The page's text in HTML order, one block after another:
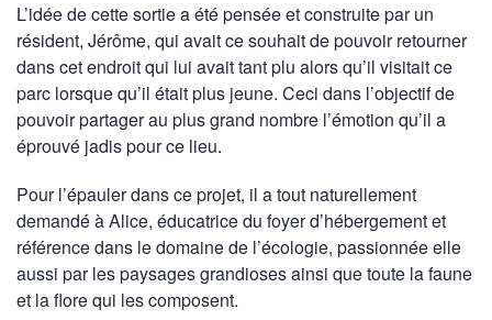
L’idée de cette sortie a été pensée et construite par un
résident, Jérôme, qui avait ce souhait de pouvoir retourner
dans cet endroit qui lui avait tant plu alors qu’il visitait ce
parc lorsque qu’il était plus jeune. Ceci dans l’objectif de
pouvoir partager au plus grand nombre l’émotion qu’il a
éprouvé jadis pour ce lieu.
Pour l’épauler dans ce projet, il a tout naturellement
demandé à Alice, éducatrice du foyer d’hébergement et
référence dans le domaine de l’écologie, passionnée elle
aussi par les paysages grandioses ainsi que toute la faune
et la flore qui les composent.